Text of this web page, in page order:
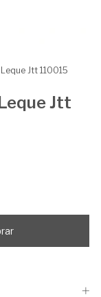
Jtt 110015
Jtt